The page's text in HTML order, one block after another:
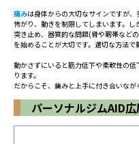
痛みは身体からの大切なサインですが、
怖がり、動きを制限してしまいます。
突き止め、器質的な問題(骨や靭帯など
を始めることが大切です。適切な方法で
動かさずにいると筋力低下や柔軟性の
ります。
だからこそ、痛みと上手に付き合いなが
パーソナルジムAID